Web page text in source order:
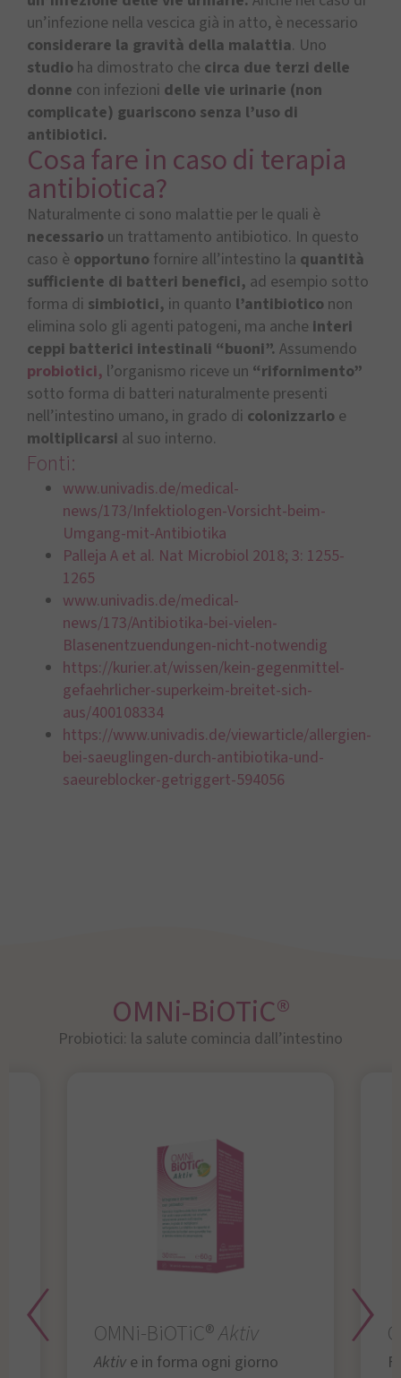
un’infezione nella vescica già in atto, è necessario
considerare la gravità della malattia. Uno
studio ha dimostrato che circa due terzi delle
donne con infezioni delle vie urinarie (non
complicate) guariscono senza l’uso di
antibiotici.
Cosa fare in caso di terapia
antibiotica?
Naturalmente ci sono malattie per le quali è
necessario un trattamento antibiotico. In questo
caso è opportuno fornire all’intestino la quantità
sufficiente di batteri benefici, ad esempio sotto
forma di simbiotici, in quanto l’antibiotico non
elimina solo gli agenti patogeni, ma anche interi
ceppi batterici intestinali “buoni”. Assumendo
probiotici, l’organismo riceve un “rifornimento”
sotto forma di batteri naturalmente presenti
nell’intestino umano, in grado di colonizzarlo e
moltiplicarsi al suo interno.
Fonti:
www.univadis.de/medical-
news/173/Infektiologen-Vorsicht-beim-
Umgang-mit-Antibiotika
Palleja A et al. Nat Microbiol 2018; 3: 1255-
1265
www.univadis.de/medical-
news/173/Antibiotika-bei-vielen-
Blasenentzuendungen-nicht-notwendig
https://kurier.at/wissen/kein-gegenmittel-
gefaehrlicher-superkeim-breitet-sich-
aus/400108334
https://www.univadis.de/viewarticle/allergien-
bei-saeuglingen-durch-antibiotika-und-
saeureblocker-getriggert-594056
OMNi-BiOTiC®
Probiotici: la salute comincia dall’intestino
OMNi-BiOTiC®Aktiv
Aktiv e in forma ogni giorno